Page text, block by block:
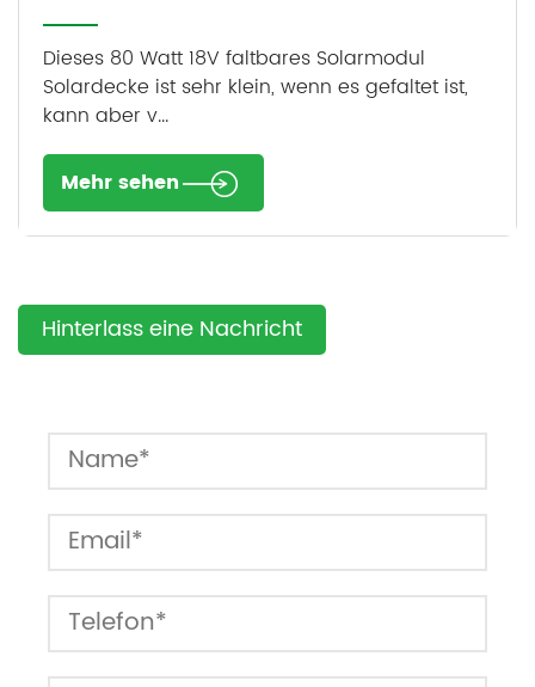
Dieses 80 Watt 18V faltbares Solarmodul
Solardecke ist sehr klein, wenn es gefaltet ist,
kann aber v...
Mehr sehen
Hinterlass eine Nachricht